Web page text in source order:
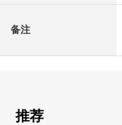
备注
推荐